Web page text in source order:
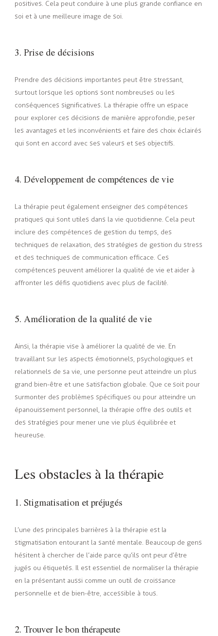
positives. Cela peut conduire à une plus grande confiance en
soi et à une meilleure image de soi.
3. Prise de décisions
Prendre des décisions importantes peut être stressant,
surtout lorsque les options sont nombreuses ou les
conséquences significatives. La thérapie offre un espace
pour explorer ces décisions de manière approfondie, peser
les avantages et les inconvénients et faire des choix éclairés
qui sont en accord avec ses valeurs et ses objectifs.
4. Développement de compétences de vie
La thérapie peut également enseigner des compétences
pratiques qui sont utiles dans la vie quotidienne. Cela peut
inclure des compétences de gestion du temps, des
techniques de relaxation, des stratégies de gestion du stress
et des techniques de communication efficace. Ces
compétences peuvent améliorer la qualité de vie et aider à
affronter les défis quotidiens avec plus de facilité.
5. Amélioration de la qualité de vie
Ainsi, la thérapie vise à améliorer la qualité de vie. En
travaillant sur les aspects émotionnels, psychologiques et
relationnels de sa vie, une personne peut atteindre un plus
grand bien-être et une satisfaction globale. Que ce soit pour
surmonter des problèmes spécifiques ou pour atteindre un
épanouissement personnel, la thérapie offre des outils et
des stratégies pour mener une vie plus équilibrée et
heureuse.
Les obstacles à la thérapie
1. Stigmatisation et préjugés
L’une des principales barrières à la thérapie est la
stigmatisation entourant la santé mentale. Beaucoup de gens
hésitent à chercher de l’aide parce qu’ils ont peur d’être
jugés ou étiquetés. Il est essentiel de normaliser la thérapie
en la présentant aussi comme un outil de croissance
personnelle et de bien-être, accessible à tous.
2. Trouver le bon thérapeute